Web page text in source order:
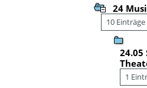
24
10 Einträge
24.05
1